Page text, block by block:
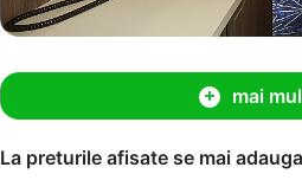
mai
La preturile afisate se mai